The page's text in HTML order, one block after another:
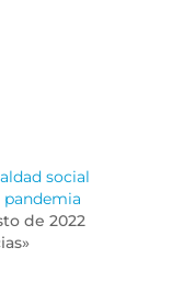
social
pandemia
de 2022